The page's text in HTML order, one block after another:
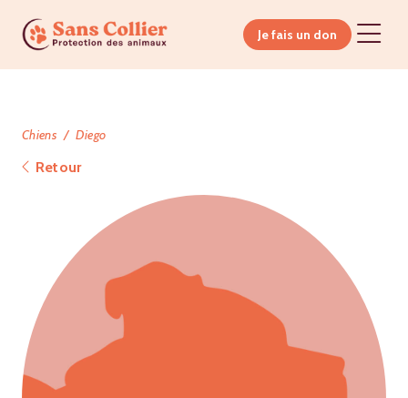
Je fais un don
Chiens Diego
Retour